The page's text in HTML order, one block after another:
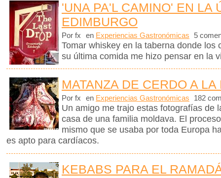
'UNA PA'L CAMINO' EN LA
EDIMBURGO
Por fx en Experiencias Gastronómicas 5
Tomar whiskey en la taberna donde los
su última comida me hizo pensar en la
MATANZA DE CERDO A LA
Por fx en Experiencias Gastronómicas 182
Un amigo me trajo estas fotografías de
casa de una familia moldava. El
mismo que se usaba por toda Europa
es apto para cardíacos.
KEBABS PARA EL